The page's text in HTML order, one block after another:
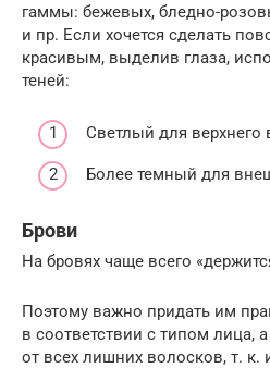
гаммы: бежевых, бледно-
и пр. Если хочется сделать
красивым, выделив глаза,
теней:
Светлый для верхнего
Более темный для
Брови
На бровях чаще всего
Поэтому важно придать им
в соответствии с типом лица,
от всех лишних волосков, т. к.